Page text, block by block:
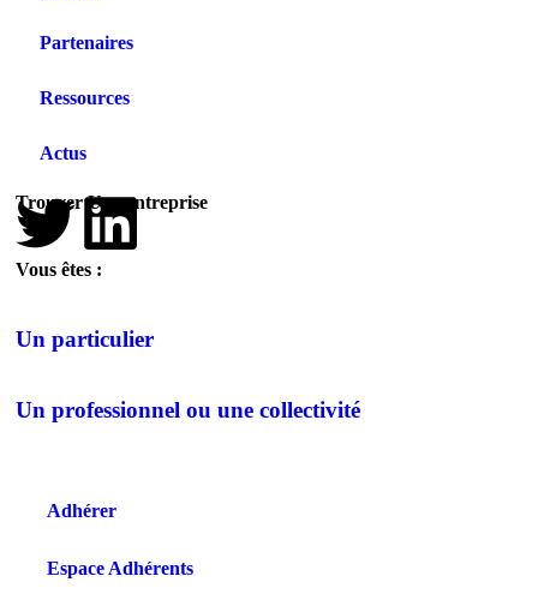
Partenaires
Ressources
Actus
Trouver Une entreprise
Vous êtes :
Un particulier
Un professionnel ou une collectivité
Adhérer
Espace Adhérents